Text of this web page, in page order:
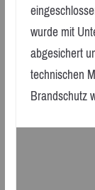
wurde mit
abgesichert
technischen
Brandschutz